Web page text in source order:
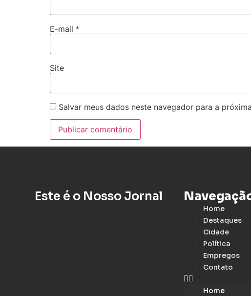
E-mail *
Site
Salvar meus dados neste navegador para a
Este é o Nosso Jornal
Home
Destaques
Cidade
Política
Empregos
Contato
Home